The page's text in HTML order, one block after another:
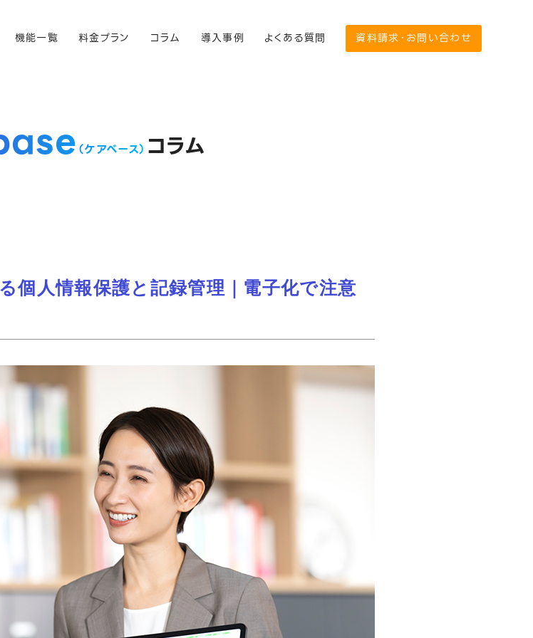
機能一覧 料金プラン コラム 導入事例 よくある質問 資料請求・お問い合わせ
（ケアベース） コラム
個人情報保護と記録管理｜電子化で注意